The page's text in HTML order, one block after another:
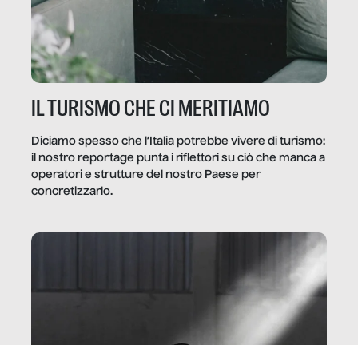
IL TURISMO CHE CI MERITIAMO
Diciamo spesso che l’Italia potrebbe vivere di turismo:
il nostro reportage punta i riflettori su ciò che manca a
operatori e strutture del nostro Paese per
concretizzarlo.